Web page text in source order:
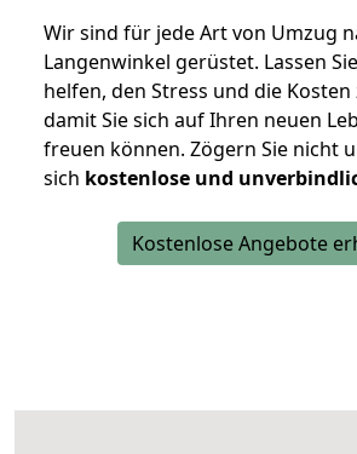
Wir sind für jede Art von Umzug
Langenwinkel gerüstet. Lassen
helfen, den Stress und die
damit Sie sich auf Ihren neuen
freuen können. Zögern Sie nicht
sich kostenlose und
Kostenlose Angebote